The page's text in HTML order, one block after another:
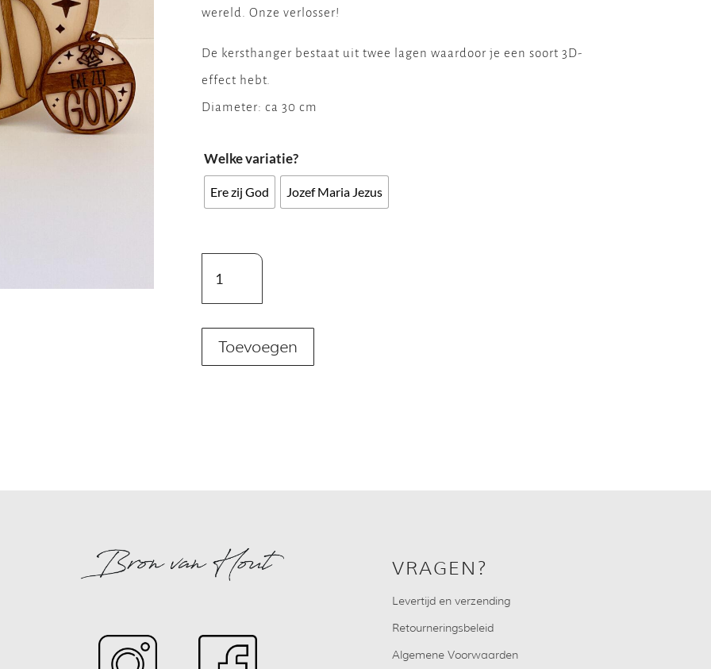
wereld. Onze verlosser!
De kersthanger bestaat uit twee lagen waardoor je een soort 3D-
effect hebt.
Diameter: ca 30 cm
Welke variatie?
Ere zij God Jozef Maria Jezus
Kersthanger
aantal
Toevoegen
VRAGEN?
Levertijd en verzending
Retourneringsbeleid
Algemene Voorwaarden